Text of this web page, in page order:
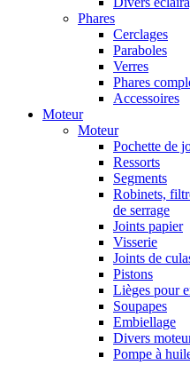
Phares
Cerclages
Paraboles
Verres
Phares
Accessoires
Moteur
Moteur
Pochette de
Ressorts
Segments
Robinets,
de serrage
Joints papier
Visserie
Joints de
Pistons
Lièges pour
Soupapes
Embiellage
Divers
Pompe à